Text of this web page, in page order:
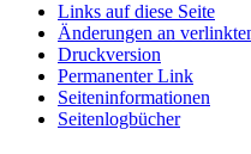
Links auf diese Seite
Änderungen an
Druckversion
Permanenter Link
Seiten­informationen
Seitenlogbücher